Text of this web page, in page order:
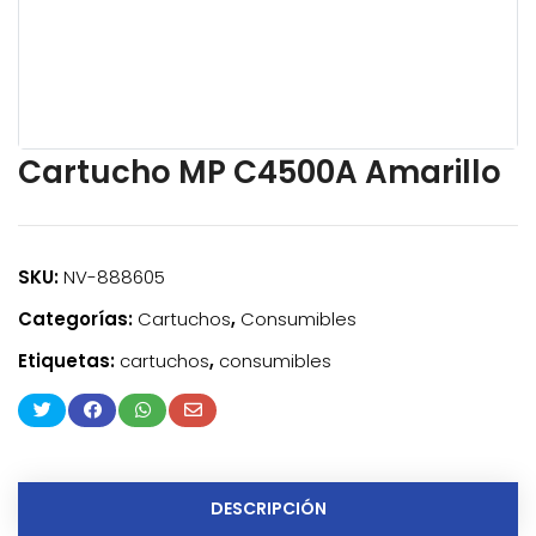
Cartucho MP C4500A Amarillo
SKU:NV-888605
Categorías: Cartuchos, Consumibles
Etiquetas: cartuchos, consumibles
DESCRIPCIÓN